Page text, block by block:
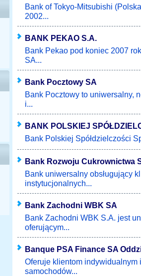
Bank of Tokyo-Mitsubishi
2002...
BANK PEKAO S.A.
Bank Pekao pod koniec 2007
SA...
Bank Pocztowy SA
Bank Pocztowy to uniwersalny,
i...
BANK POLSKIEJ
Bank Polskiej Spółdzielczości
Bank Rozwoju Cukrownictwa
Bank uniwersalny obsługujący
instytucjonalnych...
Bank Zachodni WBK SA
Bank Zachodni WBK S.A. jest
oferującym...
Banque PSA Finance SA
Oferuje klientom
samochodów...